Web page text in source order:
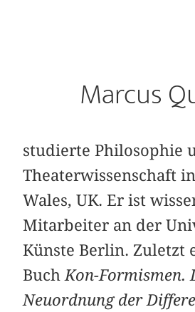
Marcus
studierte Philosophie
Theaterwissenschaft
Wales, UK. Er ist
Mitarbeiter an der
Künste Berlin. Zuletzt
BuchKon-Formismen.
Neuordnung der